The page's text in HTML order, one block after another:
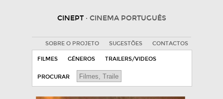
CINEPT · CINEMA PORTUGUÊS
SOBRE O PROJETO SUGESTÕES CONTACTOS
FILMES GÉNEROS TRAILERS/VIDEOS
PROCURAR